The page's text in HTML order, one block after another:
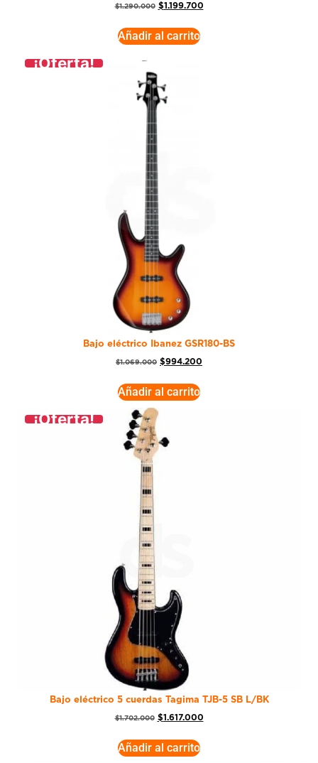
$1.290.000 $1.199.700
Añadir al carrito
¡Oferta!
Bajo eléctrico Ibanez GSR180-BS
$1.069.000 $994.200
Añadir al carrito
¡Oferta!
Bajo eléctrico 5 cuerdas Tagima TJB-5 SB L/BK
$1.702.000 $1.617.000
Añadir al carrito